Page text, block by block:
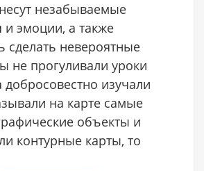
незабываемые
и эмоции, а также
сделать невероятные
не прогуливали уроки
добросовестно изучали
на карте самые
объекты и
контурные карты, то